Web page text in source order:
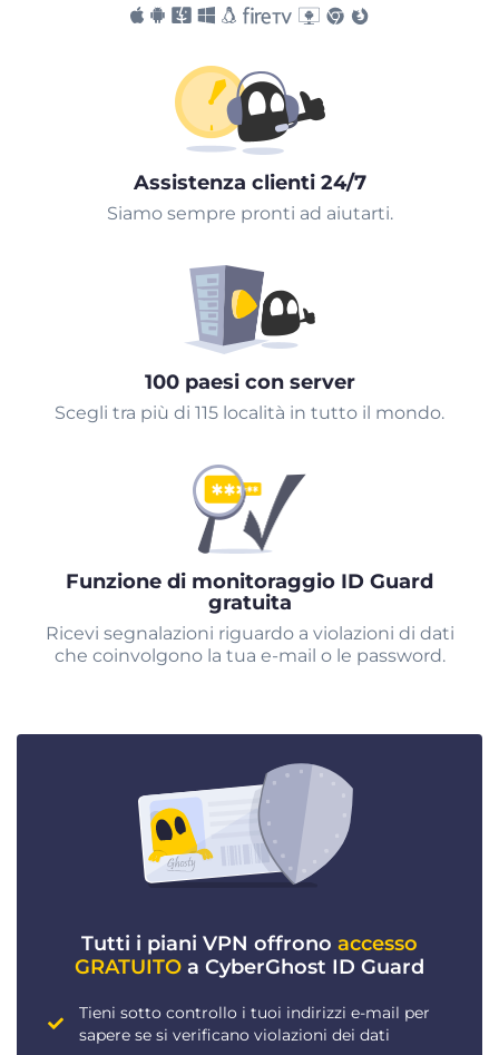
Assistenza clienti 24/7
Siamo sempre pronti ad aiutarti.
100 paesi con server
Scegli tra più di 115 località in tutto il mondo.
Funzione di monitoraggio ID Guard
gratuita
Ricevi segnalazioni riguardo a violazioni di dati
che coinvolgono la tua e-mail o le password.
Tutti i piani VPN offrono accesso
GRATUITO a CyberGhost ID Guard
Tieni sotto controllo i tuoi indirizzi e-mail per
sapere se si verificano violazioni dei dati